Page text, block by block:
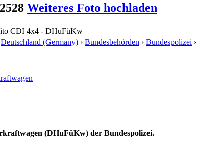
Weiteres Foto hochladen
CDI 4x4 - DHuFüKw
Deutschland (Germany) › Bundesbehörden › Bundespolizei ›
(DHuFüKw) der Bundespolizei.